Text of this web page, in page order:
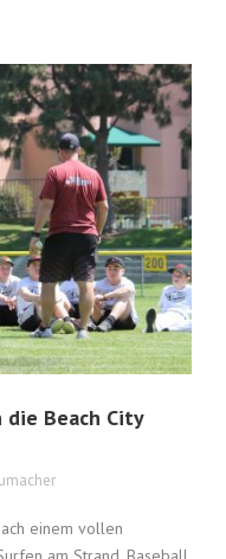
Beach City
einem vollen